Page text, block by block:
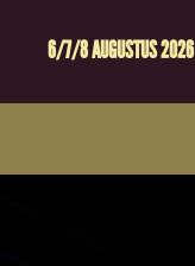
6/7/8 AUGUSTUS 2026